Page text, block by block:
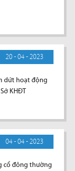
20 - 04 - 2023
dứt hoạt động
KHĐT
04 - 04 - 2023
cổ đông thường